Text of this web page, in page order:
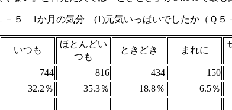
－５ 1か月の気分 (1)元気いっぱいでしたか（Ｑ５
いつも
ほとんどい
つも
ときどき まれに
744 816 434 150
32.2％ 35.3％ 18.8％ 6.5％